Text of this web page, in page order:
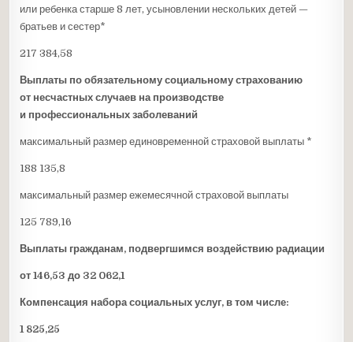
или ребенка старше 8 лет, усыновлении нескольких детей —
братьев и сестер*
217 384,58
Выплаты по обязательному социальному страхованию
от несчастных случаев на производстве
и профессиональных заболеваний
максимальный размер единовременной страховой выплаты *
188 135,8
максимальный размер ежемесячной страховой выплаты
125 789,16
Выплаты гражданам, подвергшимся воздействию радиации
от 146,53 до 32 062,1
Компенсация набора социальных услуг, в том числе:
1 825,25